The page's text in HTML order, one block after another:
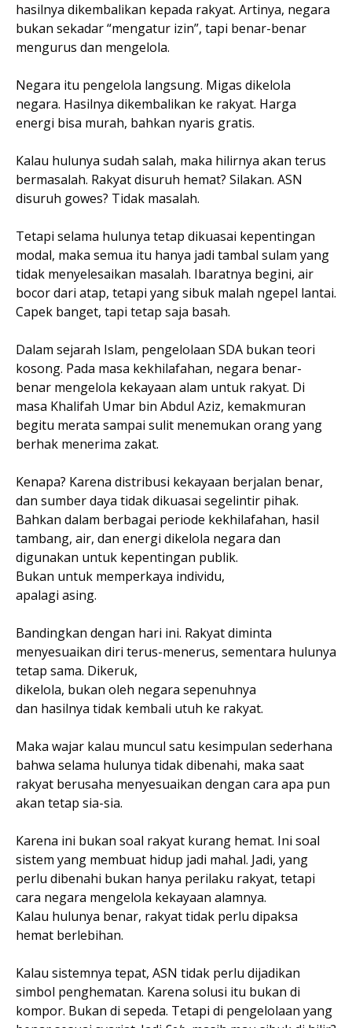
hasilnya dikembalikan kepada rakyat. Artinya, negara
bukan sekadar “mengatur izin”, tapi benar-benar
mengurus dan mengelola.
Negara itu pengelola langsung. Migas dikelola
negara. Hasilnya dikembalikan ke rakyat. Harga
energi bisa murah, bahkan nyaris gratis.
Kalau hulunya sudah salah, maka hilirnya akan terus
bermasalah. Rakyat disuruh hemat? Silakan. ASN
disuruh gowes? Tidak masalah.
Tetapi selama hulunya tetap dikuasai kepentingan
modal, maka semua itu hanya jadi tambal sulam yang
tidak menyelesaikan masalah. Ibaratnya begini, air
bocor dari atap, tetapi yang sibuk malah ngepel lantai.
Capek banget, tapi tetap saja basah.
Dalam sejarah Islam, pengelolaan SDA bukan teori
kosong. Pada masa kekhilafahan, negara benar-
benar mengelola kekayaan alam untuk rakyat. Di
masa Khalifah Umar bin Abdul Aziz, kemakmuran
begitu merata sampai sulit menemukan orang yang
berhak menerima zakat.
Kenapa? Karena distribusi kekayaan berjalan benar,
dan sumber daya tidak dikuasai segelintir pihak.
Bahkan dalam berbagai periode kekhilafahan, hasil
tambang, air, dan energi dikelola negara dan
digunakan untuk kepentingan publik.
Bukan untuk memperkaya individu,
apalagi asing.
Bandingkan dengan hari ini. Rakyat diminta
menyesuaikan diri terus-menerus, sementara hulunya
tetap sama. Dikeruk,
dikelola, bukan oleh negara sepenuhnya
dan hasilnya tidak kembali utuh ke rakyat.
Maka wajar kalau muncul satu kesimpulan sederhana
bahwa selama hulunya tidak dibenahi, maka saat
rakyat berusaha menyesuaikan dengan cara apa pun
akan tetap sia-sia.
Karena ini bukan soal rakyat kurang hemat. Ini soal
sistem yang membuat hidup jadi mahal. Jadi, yang
perlu dibenahi bukan hanya perilaku rakyat, tetapi
cara negara mengelola kekayaan alamnya.
Kalau hulunya benar, rakyat tidak perlu dipaksa
hemat berlebihan.
Kalau sistemnya tepat, ASN tidak perlu dijadikan
simbol penghematan. Karena solusi itu bukan di
kompor. Bukan di sepeda. Tetapi di pengelolaan yang